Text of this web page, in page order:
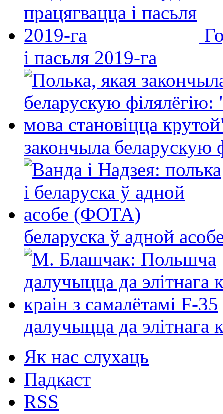
і пасьля 2019-га
закончыла беларускую
беларуска ў адной
далучыцца да элітнага
Як нас слухаць
Падкаст
RSS